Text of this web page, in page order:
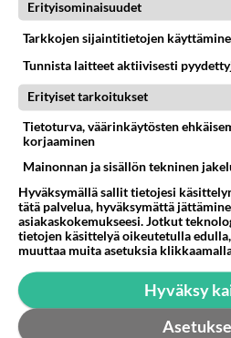
Muistatko? Kädestä suuhun elävä Satu
Henry-miljonääriltä
Danny, 83, teki yllättävän teon - Missä
Loukasmäki?
Vappu Pimiän lähtö ei ole ainoa iso
palaa
Martinan bisneksillä ei mene
2 km on nykyään liian pitkä
Erityisominaisuudet
Tarkkojen sijaintitietojen
Tunnista laitteet aktiivisesti
Erityiset tarkoitukset
Tietoturva, väärinkäytösten
korjaaminen
Mainonnan ja sisällön tekninen
Hyväksymällä sallit tietojesi
tätä palvelua, hyväksymättä
asiakaskokemukseesi. Jotkut
tietojen käsittelyä oikeutetulla
muuttaa muita asetuksia
Hyväksy